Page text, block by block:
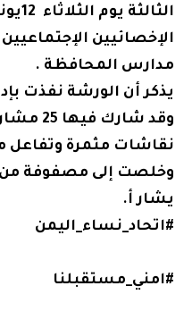
الإخصائيين
مدارس المحافظة .
يذكر أن الورشة نفذت
وقد
نقاشات مثمرة وتفاعل
وخلصت إلى مصفوفة من
يشار أ.
#اتحاد_نساء_اليمن
#امني_مستقبلنا